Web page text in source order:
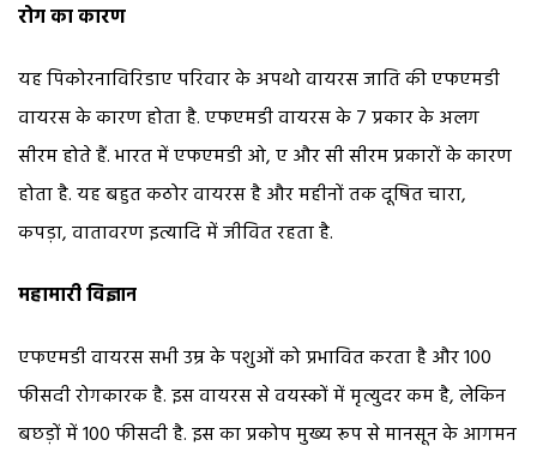
रोग का कारण
यह पिकोरनाविरिडाए परिवार के अपथो वायरस जाति की एफएमडी
वायरस के कारण होता है. एफएमडी वायरस के 7 प्रकार के अलग
सीरम होते हैं. भारत में एफएमडी ओ, ए और सी सीरम प्रकारों के कारण
होता है. यह बहुत कठोर वायरस है और महीनों तक दूषित चारा,
कपड़ा, वातावरण इत्यादि में जीवित रहता है.
महामारी विज्ञान
एफएमडी वायरस सभी उम्र के पशुओं को प्रभावित करता है और 100
फीसदी रोगकारक है. इस वायरस से वयस्कों में मृत्युदर कम है, लेकिन
बछड़ों में 100 फीसदी है. इस का प्रकोप मुख्य रूप से मानसून के आगमन